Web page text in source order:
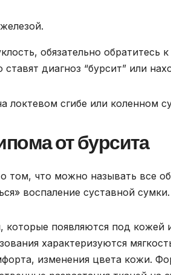
обязательно обратитесь
ставят диагноз “бурсит” или
от бурсита
том, что можно называть все
воспаление суставной сумки.
появляются под кожей
характеризуются
изменения цвета кожи.